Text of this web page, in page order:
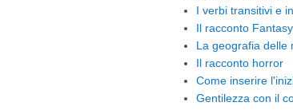
I verbi transitivi e
Il racconto Fantasy
La geografia delle
Il racconto horror
Come inserire
Gentilezza con il